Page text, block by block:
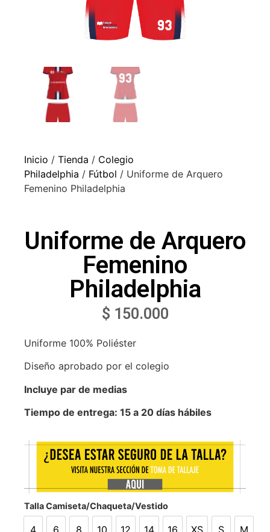
Inicio / Tienda / Colegio
Philadelphia / Fútbol / Uniforme de Arquero
Femenino Philadelphia
Uniforme de Arquero
Femenino
Philadelphia
$ 150.000
Uniforme 100% Poliéster
Diseño aprobado por el colegio
Incluye par de medias
Tiempo de entrega: 15 a 20 días hábiles
Talla Camiseta/Chaqueta/Vestido